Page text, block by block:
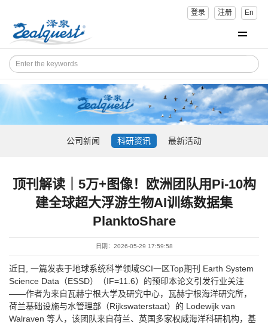
登录 注册 En
公司新闻 科研资讯 最新活动
顶刊解读｜5万+图像！欧洲团队用Pi-10构
建全球超大浮游生物AI训练数据集
PlanktoShare
日期：2026-05-29 17:59:58
近日, 一篇发表于地球系统科学领域SCI一区Top期刊 Earth System
Science Data（ESSD）（IF=11.6）的预印本论文引发行业关注
——作者为来自瓦赫宁根大学及研究中心，瓦赫宁根海洋研究所，
荷兰基础设施与水管理部（Rijkswaterstaat）的 Lodewijk van
Walraven 等人，该团队来自荷兰、英国多家权威海洋科研机构，基